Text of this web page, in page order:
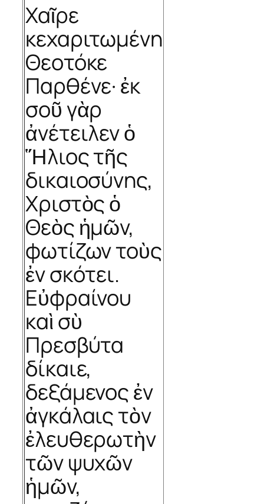
Χαῖρε
κεχαριτωμένη
Θεοτόκε
Παρθένε· ἐκ
σοῦ γὰρ
ἀνέτειλεν ὁ
Ἥλιος τῆς
δικαιοσύνης,
Χριστὸς ὁ
Θεὸς ἡμῶν,
φωτίζων τοὺς
ἐν σκότει.
Εὐφραίνου
καὶ σὺ
Πρεσβύτα
δίκαιε,
δεξάμενος ἐν
ἀγκάλαις τὸν
ἐλευθερωτὴν
τῶν ψυχῶν
ἡμῶν,